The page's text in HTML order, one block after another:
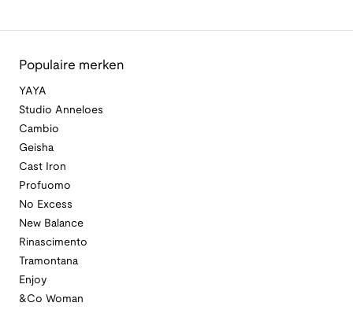
Populaire merken
YAYA
Studio Anneloes
Cambio
Geisha
Cast Iron
Profuomo
No Excess
New Balance
Rinascimento
Tramontana
Enjoy
&Co Woman